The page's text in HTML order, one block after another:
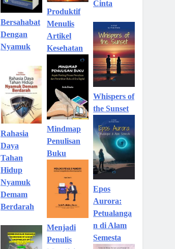
Bersahabat
Dengan
Nyamuk
Rahasia
Daya
Tahan
Hidup
Nyamuk
Demam
Berdarah
Produktif
Menulis
Artikel
Kesehatan
Mindmap
Penulisan
Buku
Menjadi
Penulis
Cinta
Whispers of
the Sunset
Epos
Aurora:
Petualanga
n di Alam
Semesta